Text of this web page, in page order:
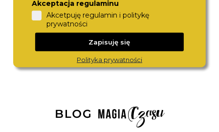
ROAMER
971856 41 45 50
ROAMER
Akceptacja regulaminu
Akcetpuję regulamin i politykę
prywatności
Zapisuję się
Polityka prywatności